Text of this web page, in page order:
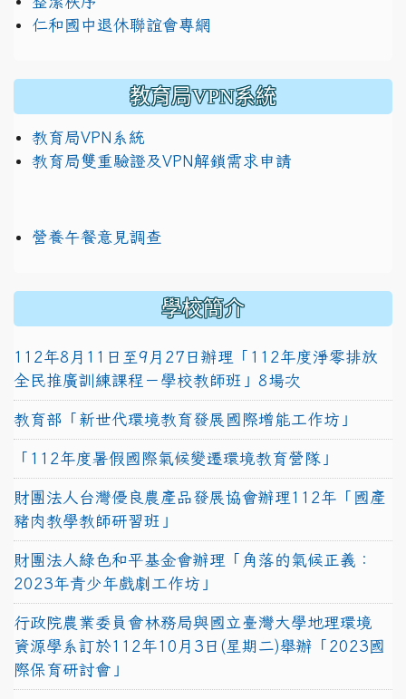
仁和國中退休聯誼會專網
教育局VPN系統
教育局VPN系統
教育局雙重驗證及VPN解鎖需求申請
營養午餐意見調查
學校簡介
112年8月11日至9月27日辦理「112年度淨零排放
全民推廣訓練課程－學校教師班」8場次
教育部「新世代環境教育發展國際增能工作坊」
「112年度暑假國際氣候變遷環境教育營隊」
財團法人台灣優良農產品發展協會辦理112年「國產
豬肉教學教師研習班」
財團法人綠色和平基金會辦理「角落的氣候正義：
2023年青少年戲劇工作坊」
行政院農業委員會林務局與國立臺灣大學地理環境
資源學系訂於112年10月3日(星期二)舉辦「2023國
際保育研討會」